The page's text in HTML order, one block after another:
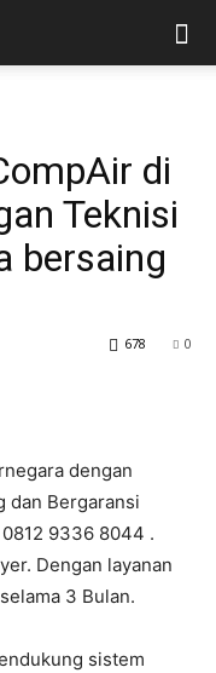
di
Teknisi
bersaing
0
678
dengan
dan Bergaransi
9336 8044 .
Dengan layanan
3 Bulan.
sistem